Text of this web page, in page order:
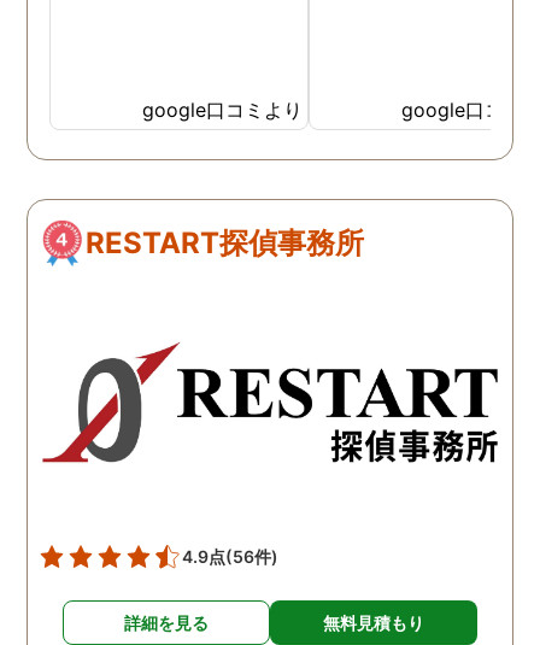
google口コミより google口コミ
RESTART探偵事務所
4.9点(56件)
詳細を見る 無料見積もり